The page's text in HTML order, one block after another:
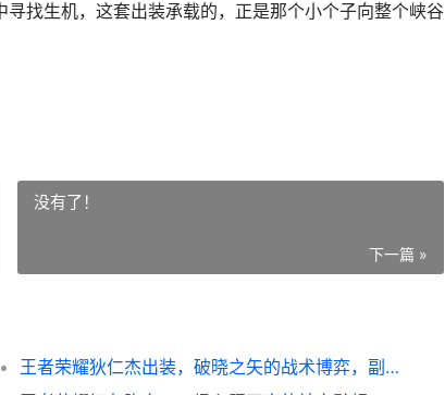
找生机，这套出装承载的，正是那个小个子向整个峡谷
没有了！
下一篇 »
王者荣耀狄仁杰出装，破晓之矢的战术博弈，副标题，从末世到破晓的射手进化之路